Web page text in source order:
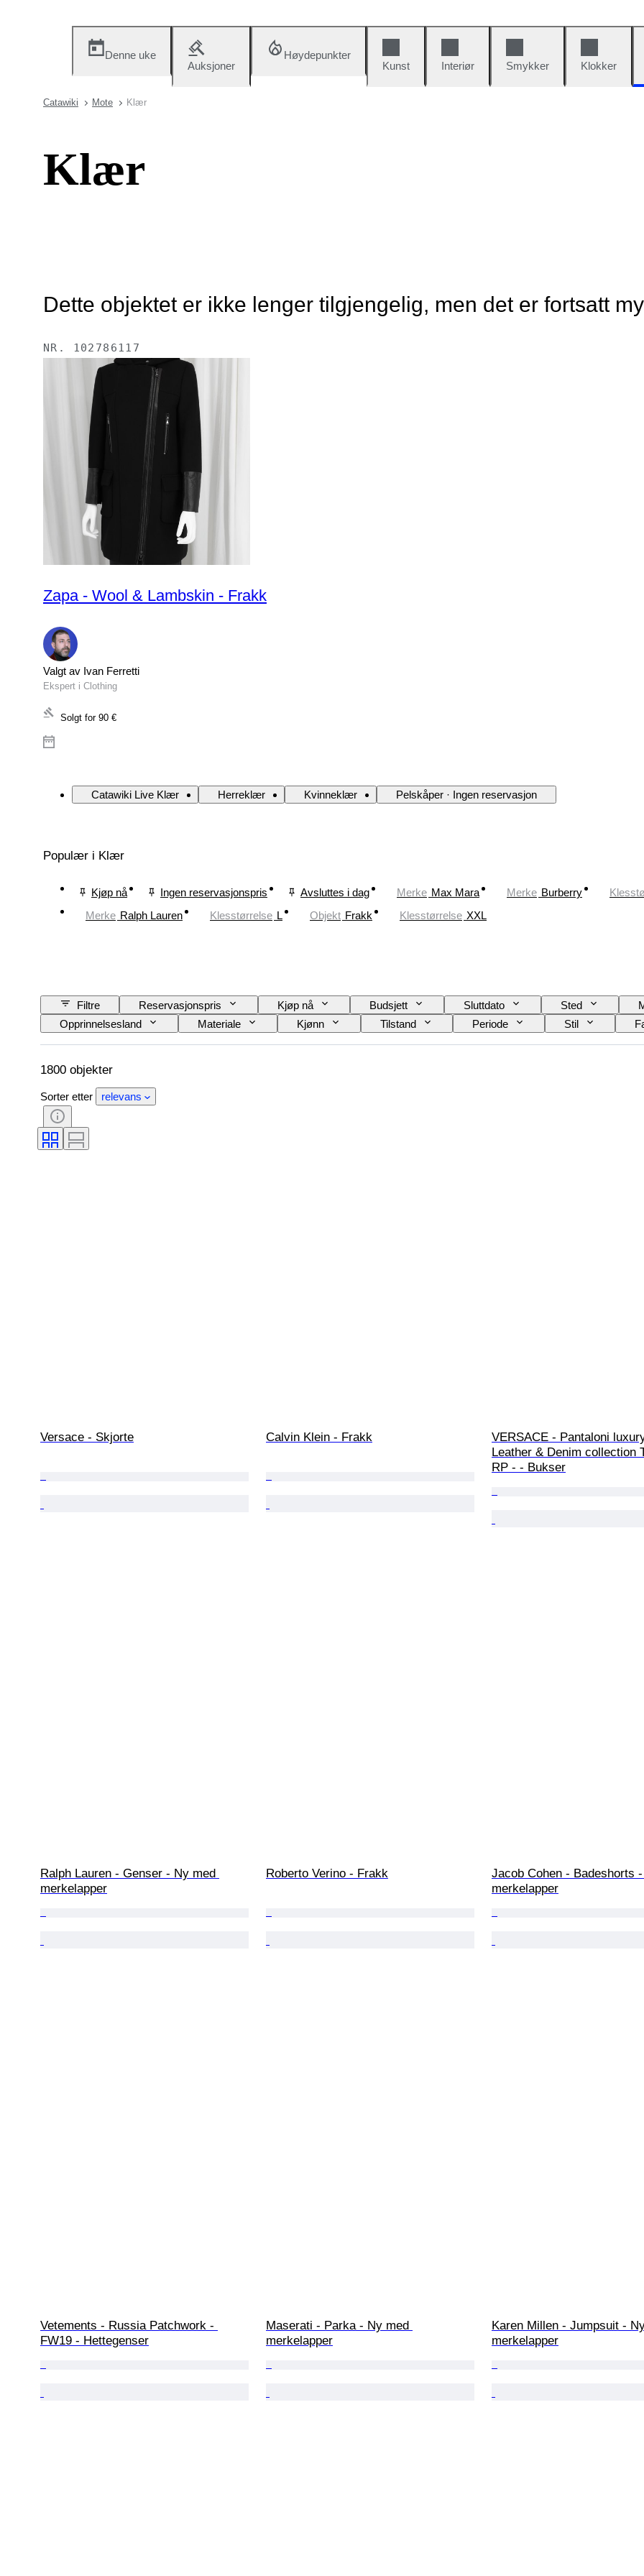
Denne uke
Auksjoner
Høydepunkter
Kunst
Interiør Smykker Klokker
Catawiki Mote Klær
Klær
Dette objektet er ikke lenger tilgjengelig, men det er fortsatt
NR. 102786117
Zapa - Wool & Lambskin - Frakk
Valgt av Ivan Ferretti
Ekspert i Clothing
Solgt for 90 €
Catawiki Live Klær Herreklær Kvinneklær Pelskåper · Ingen reservasjon
Populær i Klær
Kjøp nå Ingen reservasjonspris Avsluttes i dag Merke Max Mara Merke Burberry
Merke Ralph Lauren Klesstørrelse L Objekt Frakk Klesstørrelse XXL
Filtre Reservasjonspris Kjøp nå Budsjett Sluttdato Sted
Opprinnelsesland
Materiale Kjønn Tilstand Periode Stil
Produktstørrelse
Æra Mønster Skjortekrage størrelse Tilbehør inkludert
1800 objekter
Sorter etter relevans
Versace - Skjorte Calvin Klein - Frakk
VERSACE - Pantaloni
Leather & Denim collection
RP - - Bukser
Ralph Lauren - Genser - Ny med
merkelapper
Roberto Verino - Frakk
Jacob Cohen - Badeshorts
merkelapper
Vetements - Russia Patchwork -
FW19 - Hettegenser
Maserati - Parka - Ny med
merkelapper
Karen Millen - Jumpsuit -
merkelapper